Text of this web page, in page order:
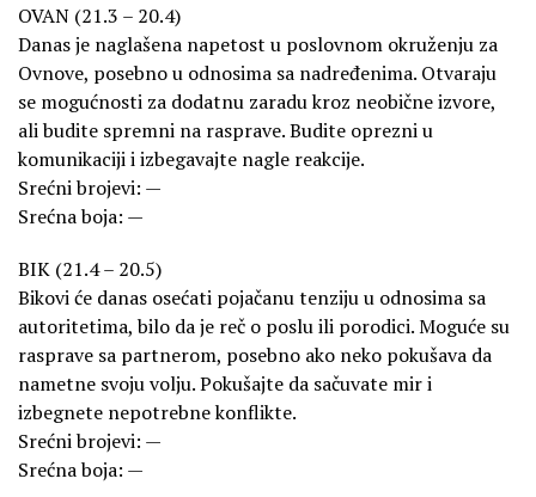
OVAN (21.3 – 20.4)
Danas je naglašena napetost u poslovnom okruženju za
Ovnove, posebno u odnosima sa nadređenima. Otvaraju
se mogućnosti za dodatnu zaradu kroz neobične izvore,
ali budite spremni na rasprave. Budite oprezni u
komunikaciji i izbegavajte nagle reakcije.
Srećni brojevi: —
Srećna boja: —
BIK (21.4 – 20.5)
Bikovi će danas osećati pojačanu tenziju u odnosima sa
autoritetima, bilo da je reč o poslu ili porodici. Moguće su
rasprave sa partnerom, posebno ako neko pokušava da
nametne svoju volju. Pokušajte da sačuvate mir i
izbegnete nepotrebne konflikte.
Srećni brojevi: —
Srećna boja: —